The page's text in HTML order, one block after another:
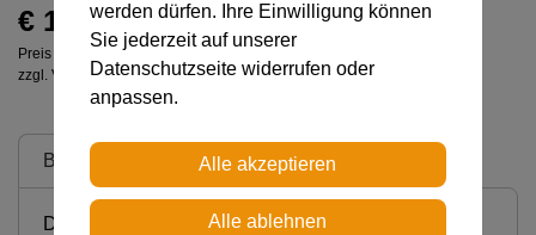
€ 16,00
Preis inkl. MwSt.
zzgl. Versandkosten
Beschreibung
Detaillierte Beschreibung
werden dürfen. Ihre Einwilligung können
Sie jederzeit auf unserer
Datenschutzseite widerrufen oder
anpassen.